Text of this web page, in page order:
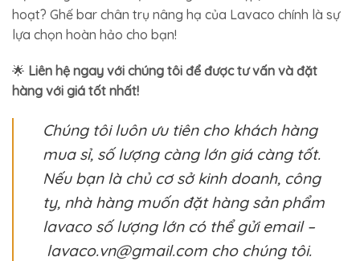
hoạt? Ghế bar chân trụ nâng hạ của Lavaco chính là sự
lựa chọn hoàn hảo cho bạn!
🌟 Liên hệ ngay với chúng tôi để được tư vấn và đặt
hàng với giá tốt nhất!
Chúng tôi luôn ưu tiên cho khách hàng
mua sỉ, số lượng càng lớn giá càng tốt.
Nếu bạn là chủ cơ sở kinh doanh, công
ty, nhà hàng muốn đặt hàng sản phẩm
lavaco số lượng lớn có thể gửi email –
lavaco.vn@gmail.com cho chúng tôi.